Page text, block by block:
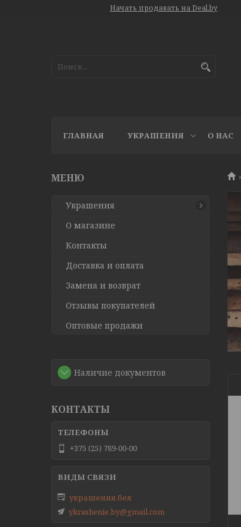
Начать продавать на Deal.by
ГЛАВНАЯ УКРАШЕНИЯ О НАС
Украшения
О магазине
Контакты
Доставка и оплата
Замена и возврат
Отзывы покупателей
Оптовые продажи
Наличие документов
КОНТАКТЫ
+375 (25) 789-00-00
украшения.бел
ykrashenie.by@gmail.com